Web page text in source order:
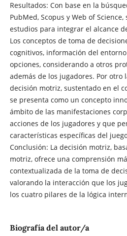
Resultados: Con base en la
PubMed, Scopus y Web of
estudios para integrar el alcance
Los conceptos de toma de
cognitivos, información del
opciones, considerando a otros
además de los jugadores. Por otro
decisión motriz, sustentado en el
se presenta como un concepto
ámbito de las manifestaciones
acciones de los jugadores y que
características específicas del
Conclusión: La decisión motriz,
motriz, ofrece una comprensión
contextualizada de la toma de
valorando la interacción que los
los cuatro pilares de la lógica
Biografía del autor/a